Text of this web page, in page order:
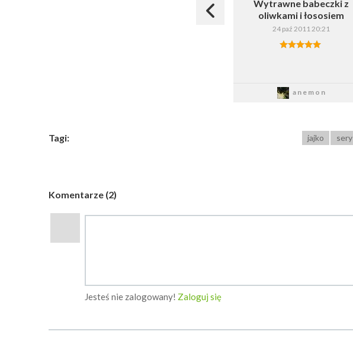
Wytrawne babeczki z
oliwkami i łososiem
24 paź 2011 20:21
anemon
Zapisz
Tagi: jajko sery
Komentarze (2)
Jesteś nie zalogowany! Zaloguj się